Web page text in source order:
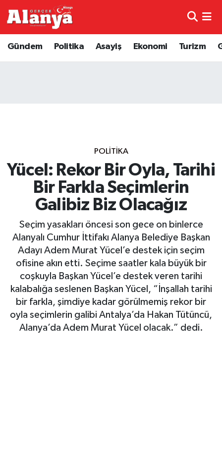
Gündem Politika Asayiş Ekonomi Turizm
POLITIKA
Yücel: Rekor Bir Oyla, Tarihi
Bir Farkla Seçimlerin
Galibiz Biz Olacağız
Seçim yasakları öncesi son gece on binlerce
Alanyalı Cumhur İttifakı Alanya Belediye Başkan
Adayı Adem Murat Yücel’e destek için seçim
ofisine akın etti. Seçime saatler kala büyük bir
coşkuyla Başkan Yücel’e destek veren tarihi
kalabalığa seslenen Başkan Yücel, “İnşallah tarihi
bir farkla, şimdiye kadar görülmemiş rekor bir
oyla seçimlerin galibi Antalya’da Hakan Tütüncü,
Alanya’da Adem Murat Yücel olacak.” dedi.
Genel
Diğer
Dünya
Gizlilik İlkeleri - Privacy Policy
Güncel
Gündem
Politika
Trafik Durumu
Haber Arşivi